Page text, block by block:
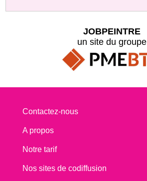
JOBPEINTRE
un site du groupe
Contactez-nous
A propos
Notre tarif
Nos sites de codiffusion